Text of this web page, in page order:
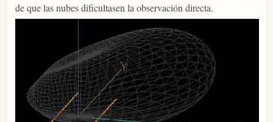
de que las nubes dificultasen la observación directa.